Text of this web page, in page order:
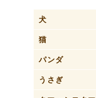
犬
猫
パンダ
うさぎ